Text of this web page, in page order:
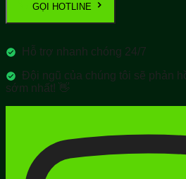
GỌI HOTLINE
Hỗ trợ nhanh chóng 24/7
Đội ngũ của chúng tôi sẽ phản
sớm nhất! 👋